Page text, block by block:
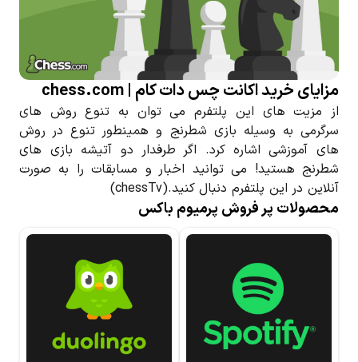
مزایای خرید اکانت چس دات کام | chess.com
از مزیت های این پلتفرم می توان به تنوع روش های
سرگرمی به وسیله بازی شطرنج و همینطور تنوع در روش
های آموزشی اشاره کرد. اگر طرفدار دو آتیشه بازی های
شطرنج هستید! می توانید اخبار و مسابقات را به صورت
آنلاین در این پلتفرم دنبال کنید.(chessTv)
محصولات پر فروش پرمیوم باکس